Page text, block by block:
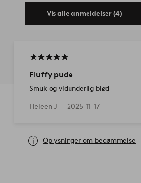
Vis alle anmeldelser (4)
Fluffy pude
Smuk og vidunderlig blød
Heleen J — 2025-11-17
Oplysninger om bedømmelse